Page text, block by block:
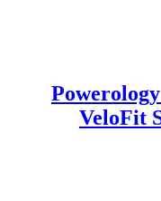
ساعت هوشمند پاورولوژی Powerology
VeloFit